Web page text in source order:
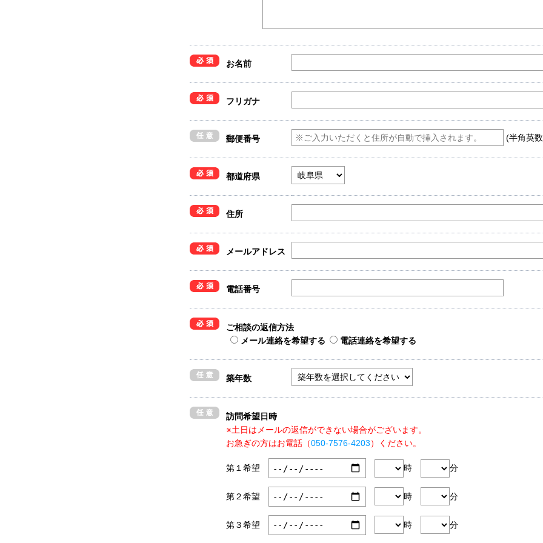
お名前
フリガナ
郵便番号 (半角英
都道府県
住所
メールアドレス
電話番号
ご相談の返信方法
メール連絡を希望する
電話連絡を希望する
築年数
訪問希望日時
※土日はメールの返信ができない場合がございます。
お急ぎの方はお電話（050-7576-4203）ください。
第１希望 時 分
第２希望 時 分
第３希望 時 分